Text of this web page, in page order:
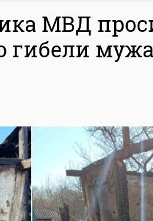
МВД
гибели